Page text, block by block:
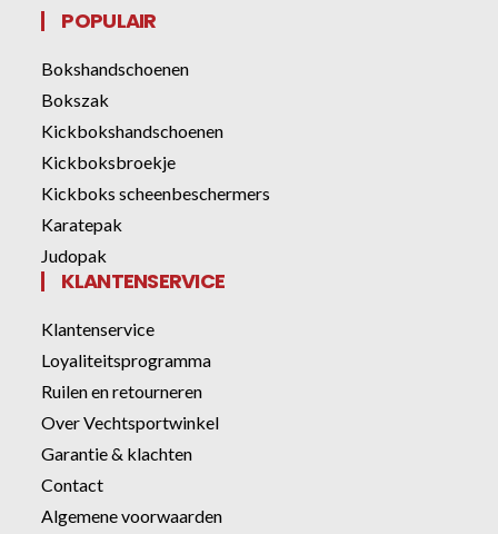
POPULAIR
Bokshandschoenen
Bokszak
Kickbokshandschoenen
Kickboksbroekje
Kickboks scheenbeschermers
Karatepak
Judopak
KLANTENSERVICE
Klantenservice
Loyaliteitsprogramma
Ruilen en retourneren
Over Vechtsportwinkel
Garantie & klachten
Contact
Algemene voorwaarden